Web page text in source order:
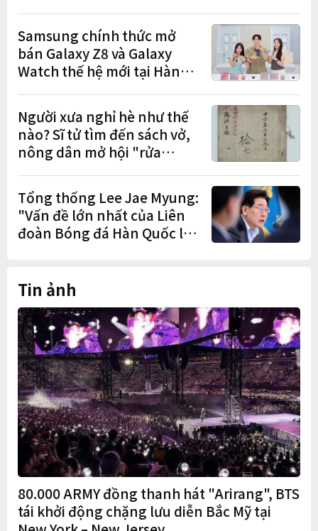
Samsung chính thức mở
bán Galaxy Z8 và Galaxy
Watch thế hệ mới tại Hàn
đơn đặt trước
Người xưa nghỉ hè như thế
nào? Sĩ tử tìm đến sách vở,
nông dân mở hội "rửa
Tổng thống Lee Jae Myung:
"Vấn đề lớn nhất của Liên
đoàn Bóng đá Hàn Quốc là
Tin ảnh
80.000 ARMY đồng thanh hát "Arirang", BTS
tái khởi động chặng lưu diễn Bắc Mỹ tại